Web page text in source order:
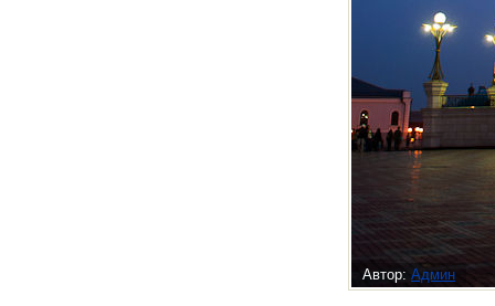
Автор: Админ